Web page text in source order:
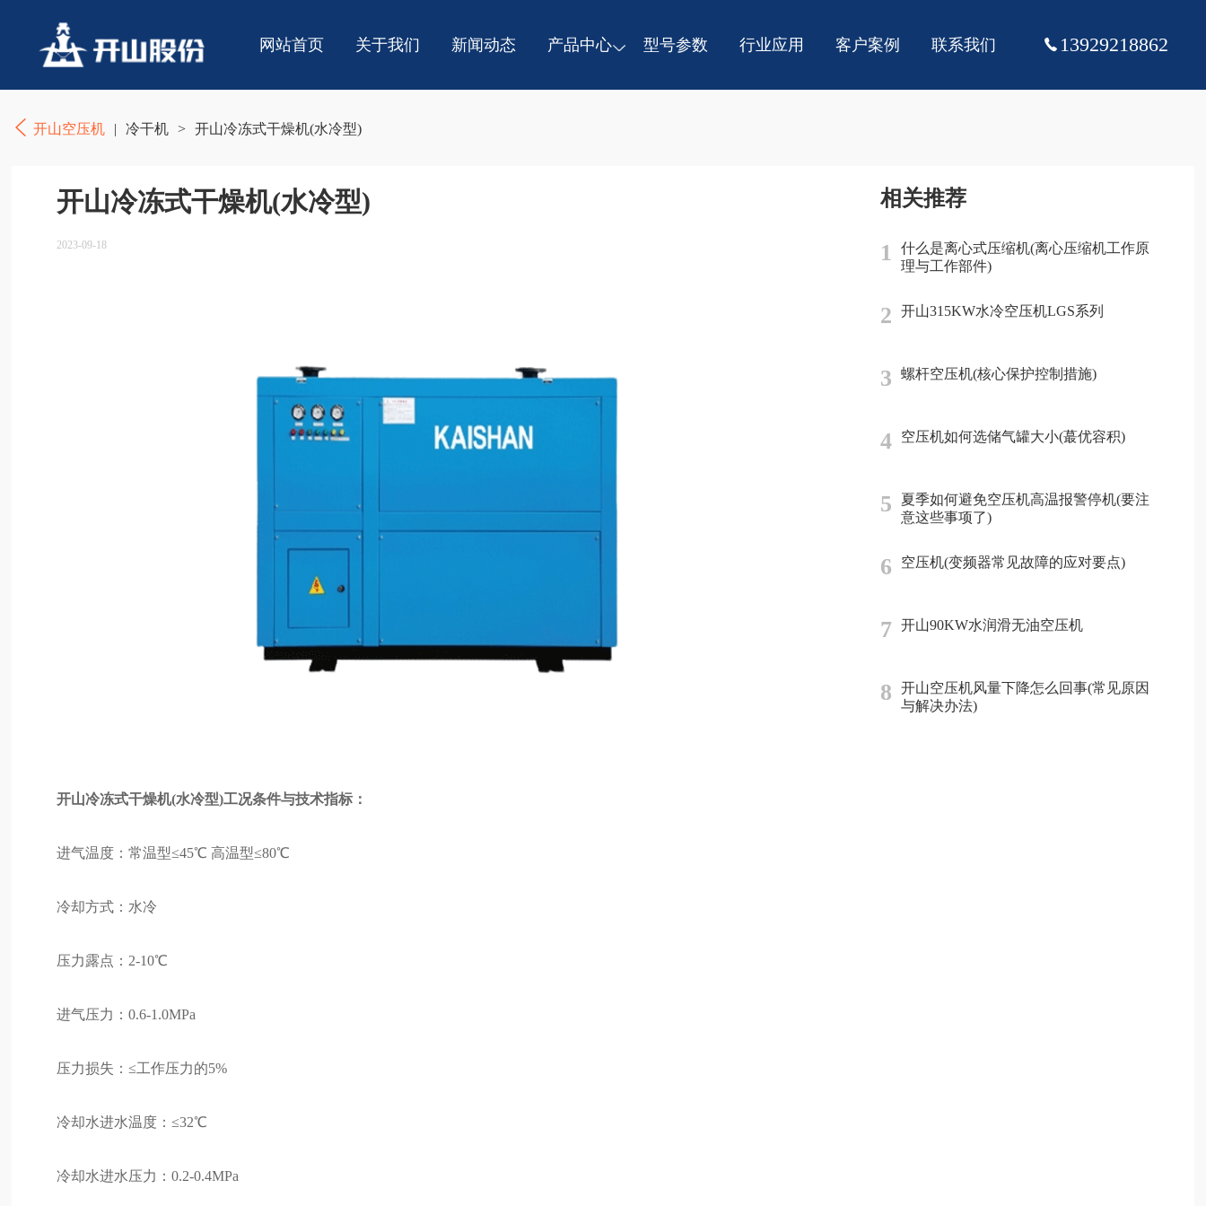
网站首页 关于我们 新闻动态 产品中心 型号参数 行业应用 客户案例 联系我们 13929218862
开山空压机 | 冷干机 > 开山冷冻式干燥机(水冷型)
开山冷冻式干燥机(水冷型)
2023-09-18
开山冷冻式干燥机(水冷型)工况条件与技术指标：
进气温度：常温型≤45℃ 高温型≤80℃
冷却方式：水冷
压力露点：2-10℃
进气压力：0.6-1.0MPa
压力损失：≤工作压力的5%
冷却水进水温度：≤32℃
冷却水进水压力：0.2-0.4MPa
相关推荐
1
什么是离心式压缩机(离心压缩机工作原
理与工作部件)
2 开山315KW水冷空压机LGS系列
3 螺杆空压机(核心保护控制措施)
4 空压机如何选储气罐大小(蕞优容积)
5
夏季如何避免空压机高温报警停机(要注
意这些事项了)
6 空压机(变频器常见故障的应对要点)
7 开山90KW水润滑无油空压机
8
开山空压机风量下降怎么回事(常见原因
与解决办法)